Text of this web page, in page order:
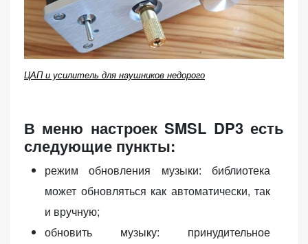
ЦАП и усилитель для наушников недорого
В меню настроек SMSL DP3 есть
следующие пункты:
режим обновления музыки: библиотека
может обновляться как автоматически, так
и вручную;
обновить музыку: принудительное